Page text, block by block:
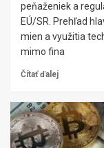
peňaženiek a
EÚ/SR. Prehľad
mien a využitia
mimo fina
Čítať ďalej